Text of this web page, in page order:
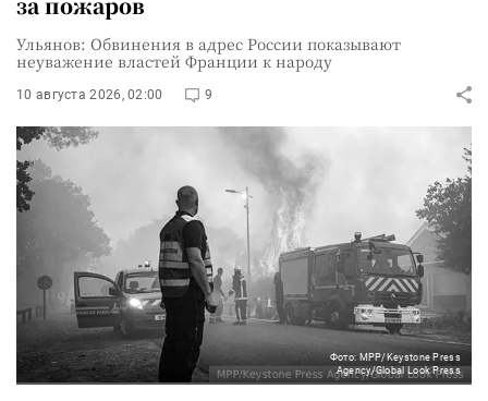
Ульянов: Обвинения в адрес России показывают
неуважение властей Франции к народу
10 августа 2026, 02:00 9
Фото: MPP/Keystone Press
Agency/Global Look Press